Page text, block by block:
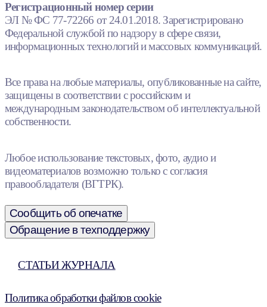
Регистрационный номер серии
ЭЛ № ФС 77-72266 от 24.01.2018. Зарегистрировано
Федеральной службой по надзору в сфере связи,
информационных технологий и массовых коммуникаций.
Все права на любые материалы, опубликованные на сайте,
защищены в соответствии с российским и
международным законодательством об интеллектуальной
собственности.
Любое использование текстовых, фото, аудио и
видеоматериалов возможно только с согласия
правообладателя (ВГТРК).
Сообщить об опечатке
Обращение в техподдержку
СТАТЬИ ЖУРНАЛА
Политика обработки файлов cookie